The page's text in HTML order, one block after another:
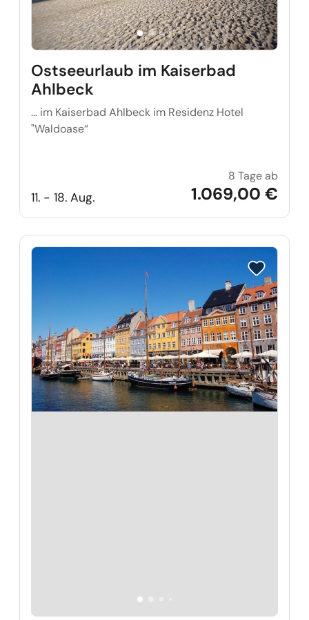
Ostseeurlaub im Kaiserbad
Ahlbeck
… im Kaiserbad Ahlbeck im Residenz Hotel
"Waldoase“
11. - 18. Aug.
8 Tage ab
1.069,00 €
Reise auf